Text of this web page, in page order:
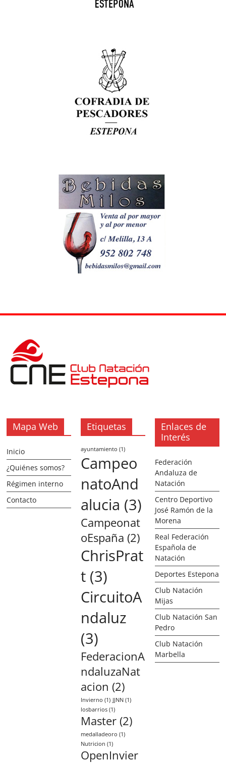
Mapa Web
Inicio
¿Quiénes somos?
Régimen interno
Contacto
Etiquetas
ayuntamiento (1)
Campeo
natoAnd
alucia (3)
Campeonat
oEspaña (2)
ChrisPrat
t (3)
CircuitoA
ndaluz
(3)
FederacionA
ndaluzaNat
acion (2)
Invierno (1) JJNN (1)
losbarrios (1)
Master (2)
medalladeoro (1)
Nutricion (1)
OpenInvier
Enlaces de
Interés
Federación
Andaluza de
Natación
Centro Deportivo
José Ramón de la
Morena
Real Federación
Española de
Natación
Deportes Estepona
Club Natación
Mijas
Club Natación San
Pedro
Club Natación
Marbella